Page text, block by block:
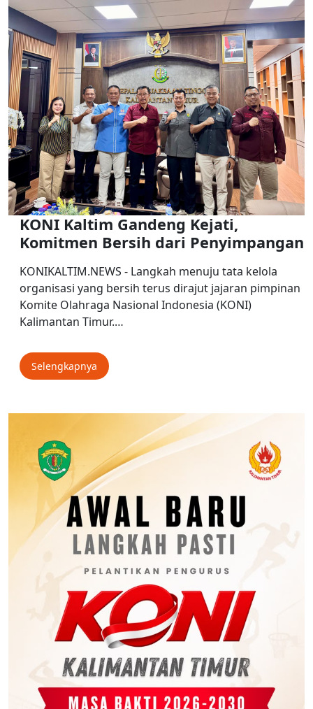
KONI Kaltim Gandeng Kejati,
Komitmen Bersih dari Penyimpangan
KONIKALTIM.NEWS - Langkah menuju tata kelola
organisasi yang bersih terus dirajut jajaran pimpinan
Komite Olahraga Nasional Indonesia (KONI)
Kalimantan Timur.…
Selengkapnya